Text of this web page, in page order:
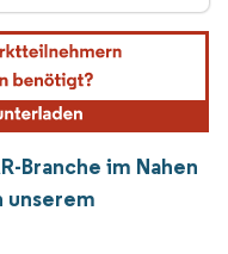
Branche im Nahen
unserem